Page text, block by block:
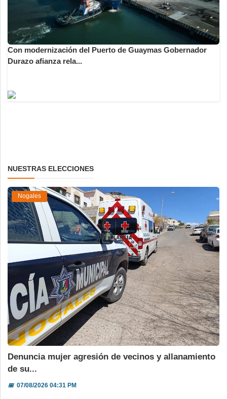
Con modernización del Puerto de Guaymas Gobernador
Durazo afianza rela...
NUESTRAS ELECCIONES
Nogales
Denuncia mujer agresión de vecinos y allanamiento
de su...
📅07/08/2026 04:31 PM